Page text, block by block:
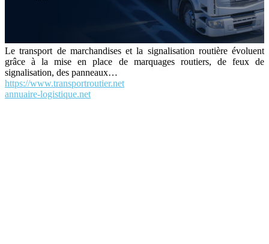
Le transport de marchandises et la signalisation routière évoluent
grâce à la mise en place de marquages routiers, de feux de
signalisation, des panneaux…
https://www.transportroutier.net
annuaire-logistique.net